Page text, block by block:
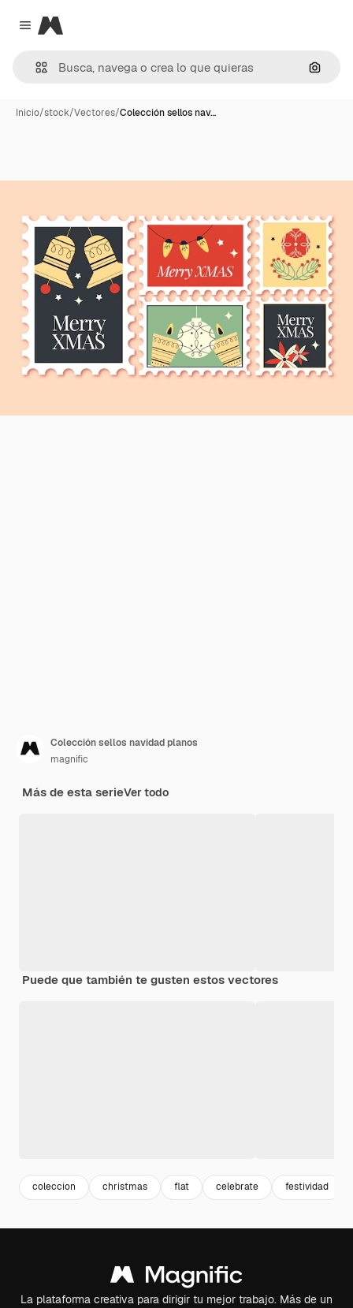
Close menu
Magnific
Inicio/stock/Vectores/Colección sellos nav…
Colección sellos navidad planos
magnific
Más de esta serieVer todo
Puede que también te gusten estos vectores
coleccion christmas flat celebrate festividad
La plataforma creativa para dirigir tu mejor trabajo. Más de un